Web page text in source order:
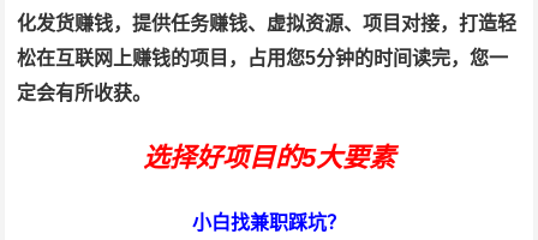
化发货赚钱，提供任务赚钱、虚拟资源、项目对接，打造轻
松在互联网上赚钱的项目，占用您5分钟的时间读完，您一
定会有所收获。
选择好项目的5大要素
小白找兼职踩坑？